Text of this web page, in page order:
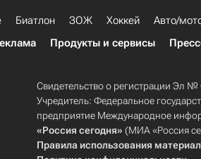
Биатлон ЗОЖ Хоккей Авто/
Продукты и сервисы
Свидетельство о регистрации Эл
Учредитель: Федеральное
предприятие Международное
«Россия сегодня» (МИА «Россия
Правила использования